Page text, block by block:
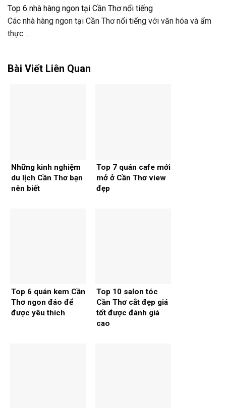
Top 6 nhà hàng ngon tại Cần Thơ nổi tiếng
Các nhà hàng ngon tại Cần Thơ nổi tiếng với văn hóa và ẩm
thực…
Bài Viết Liên Quan
Những kinh nghiệm
du lịch Cần Thơ bạn
nên biết
Top 7 quán cafe mới
mở ở Cần Thơ view
đẹp
Top 6 quán kem Cần
Thơ ngon đáo để
được yêu thích
Top 10 salon tóc
Cần Thơ cắt đẹp giá
tốt được đánh giá
cao